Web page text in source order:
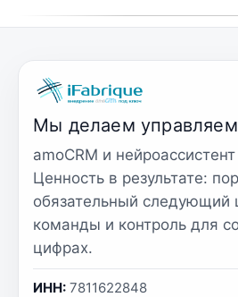
Мы делаем
amoCRM и
Ценность в результате:
обязательный следующий
команды и контроль для
цифрах.
ИНН: 7811622848